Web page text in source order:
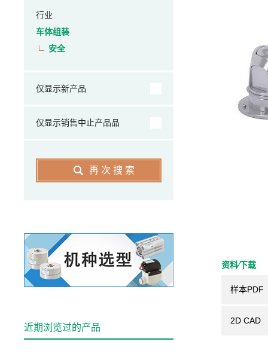
资料⁄下载
样本PDF
2D CAD
行业
车体组装
安全
仅显示新产品
仅显示销售中止产品品
再次搜索
近期浏览过的产品